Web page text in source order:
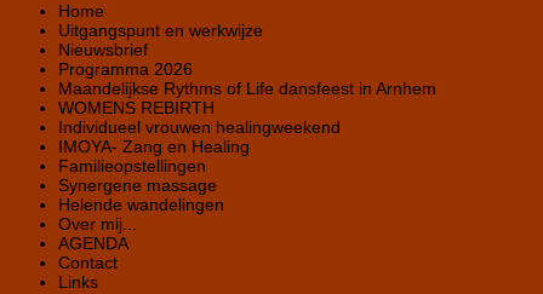
Home
Uitgangspunt en werkwijze
Nieuwsbrief
Programma 2026
Maandelijkse Rythms of Life dansfeest in Arnhem
WOMENS REBIRTH
Individueel vrouwen healingweekend
IMOYA- Zang en Healing
Familieopstellingen
Synergene massage
Helende wandelingen
Over mij...
AGENDA
Contact
Links